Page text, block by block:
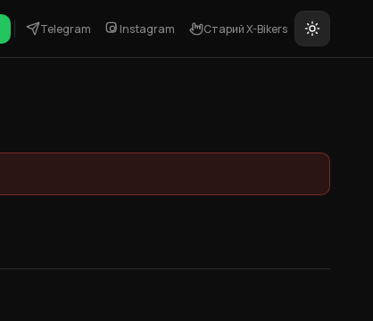
Telegram Instagram Старий X-Bikers